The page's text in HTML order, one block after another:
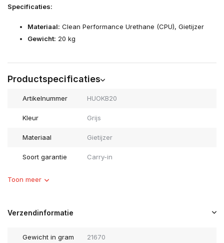
Specificaties:
Materiaal: Clean Performance Urethane (CPU), Gietijzer
Gewicht: 20 kg
Productspecificaties
Artikelnummer HUOKB20
Kleur Grijs
Materiaal Gietijzer
Soort garantie Carry-in
Toon meer
Verzendinformatie
Gewicht in gram 21670